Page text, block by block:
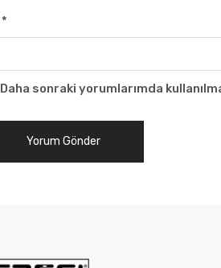
*
Daha sonraki yorumlarımda